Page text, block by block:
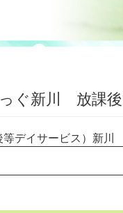
ぐ新川 放課
デイサービス）新川